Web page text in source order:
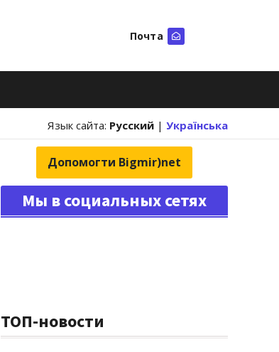
Почта
Язык сайта: Русский | Українська
Допомогти Bigmir)net
Мы в социальных сетях
ТОП-новости